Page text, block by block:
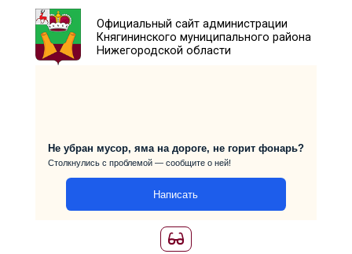
Официальный сайт
Княгининского муниципального
Не убран мусор, яма на дороге, не горит